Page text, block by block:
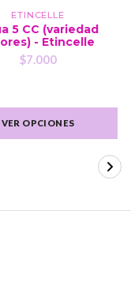
ETINCELLE
5 CC (variedad
- Etincelle
$7.000
VER OPCIONES